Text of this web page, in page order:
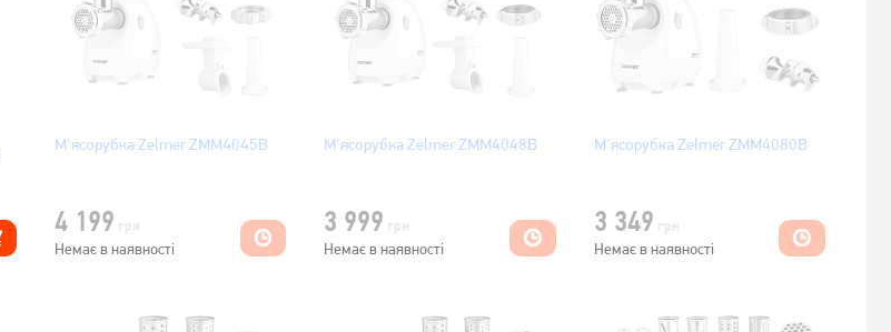
М'ясорубка Zelmer ZMM4045B
4 199
Немає в наявності
М'ясорубка Zelmer ZMM4048B
3 999
Немає в наявності
М'ясорубка Zelmer ZMM4080B
3 349
Немає в наявності